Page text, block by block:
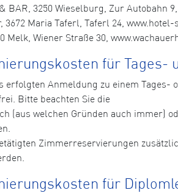
BAR, 3250 Wieselburg, Zur Autobahn
Maria Taferl, Taferl 24,
Melk, Wiener Straße 30,
für Tages-
Anmeldung zu einem Tages-
Bitte beachten Sie die
(aus welchen Gründen auch immer)
Zimmerreservierungen
für